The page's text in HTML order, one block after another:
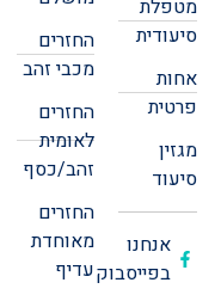
מטפלת
סיעודית
אחות
פרטית
מגזין
סיעוד
אנחנו
בפייסבוק
החזרים
מכבי זהב
החזרים
לאומית
זהב/כסף
החזרים
מאוחדת
עדיף